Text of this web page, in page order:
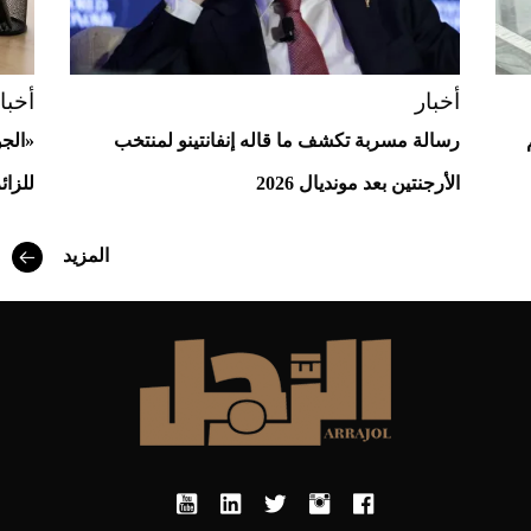
أخبار
رسالة مسربة تكشف ما قاله إنفانتينو لمنتخب
الأرجنتين بعد مونديال 2026
المزيد